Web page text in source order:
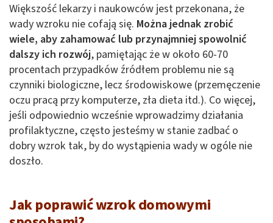
Większość lekarzy i naukowców jest przekonana, że
wady wzroku nie cofają się. Można jednak zrobić
wiele, aby zahamować lub przynajmniej spowolnić
dalszy ich rozwój, pamiętając że w około 60-70
procentach przypadków źródłem problemu nie są
czynniki biologiczne, lecz środowiskowe (przemęczenie
oczu pracą przy komputerze, zła dieta itd.). Co więcej,
jeśli odpowiednio wcześnie wprowadzimy działania
profilaktyczne, często jesteśmy w stanie zadbać o
dobry wzrok tak, by do wystąpienia wady w ogóle nie
doszło.
Jak poprawić wzrok domowymi